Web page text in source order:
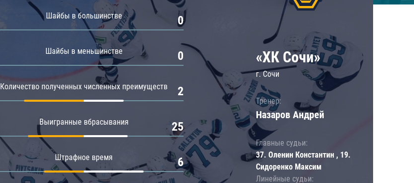
Шайбы в большинстве 0
Шайбы в меньшинстве 0
Количество полученных численных преимуществ 2
Выигранные вбрасывания 25
Штрафное время 6
«ХК Сочи»
г. Сочи
Тренер:
Назаров Андрей
Главные судьи:
37. Оленин Константин , 19.
Сидоренко Максим
Линейные судьи: